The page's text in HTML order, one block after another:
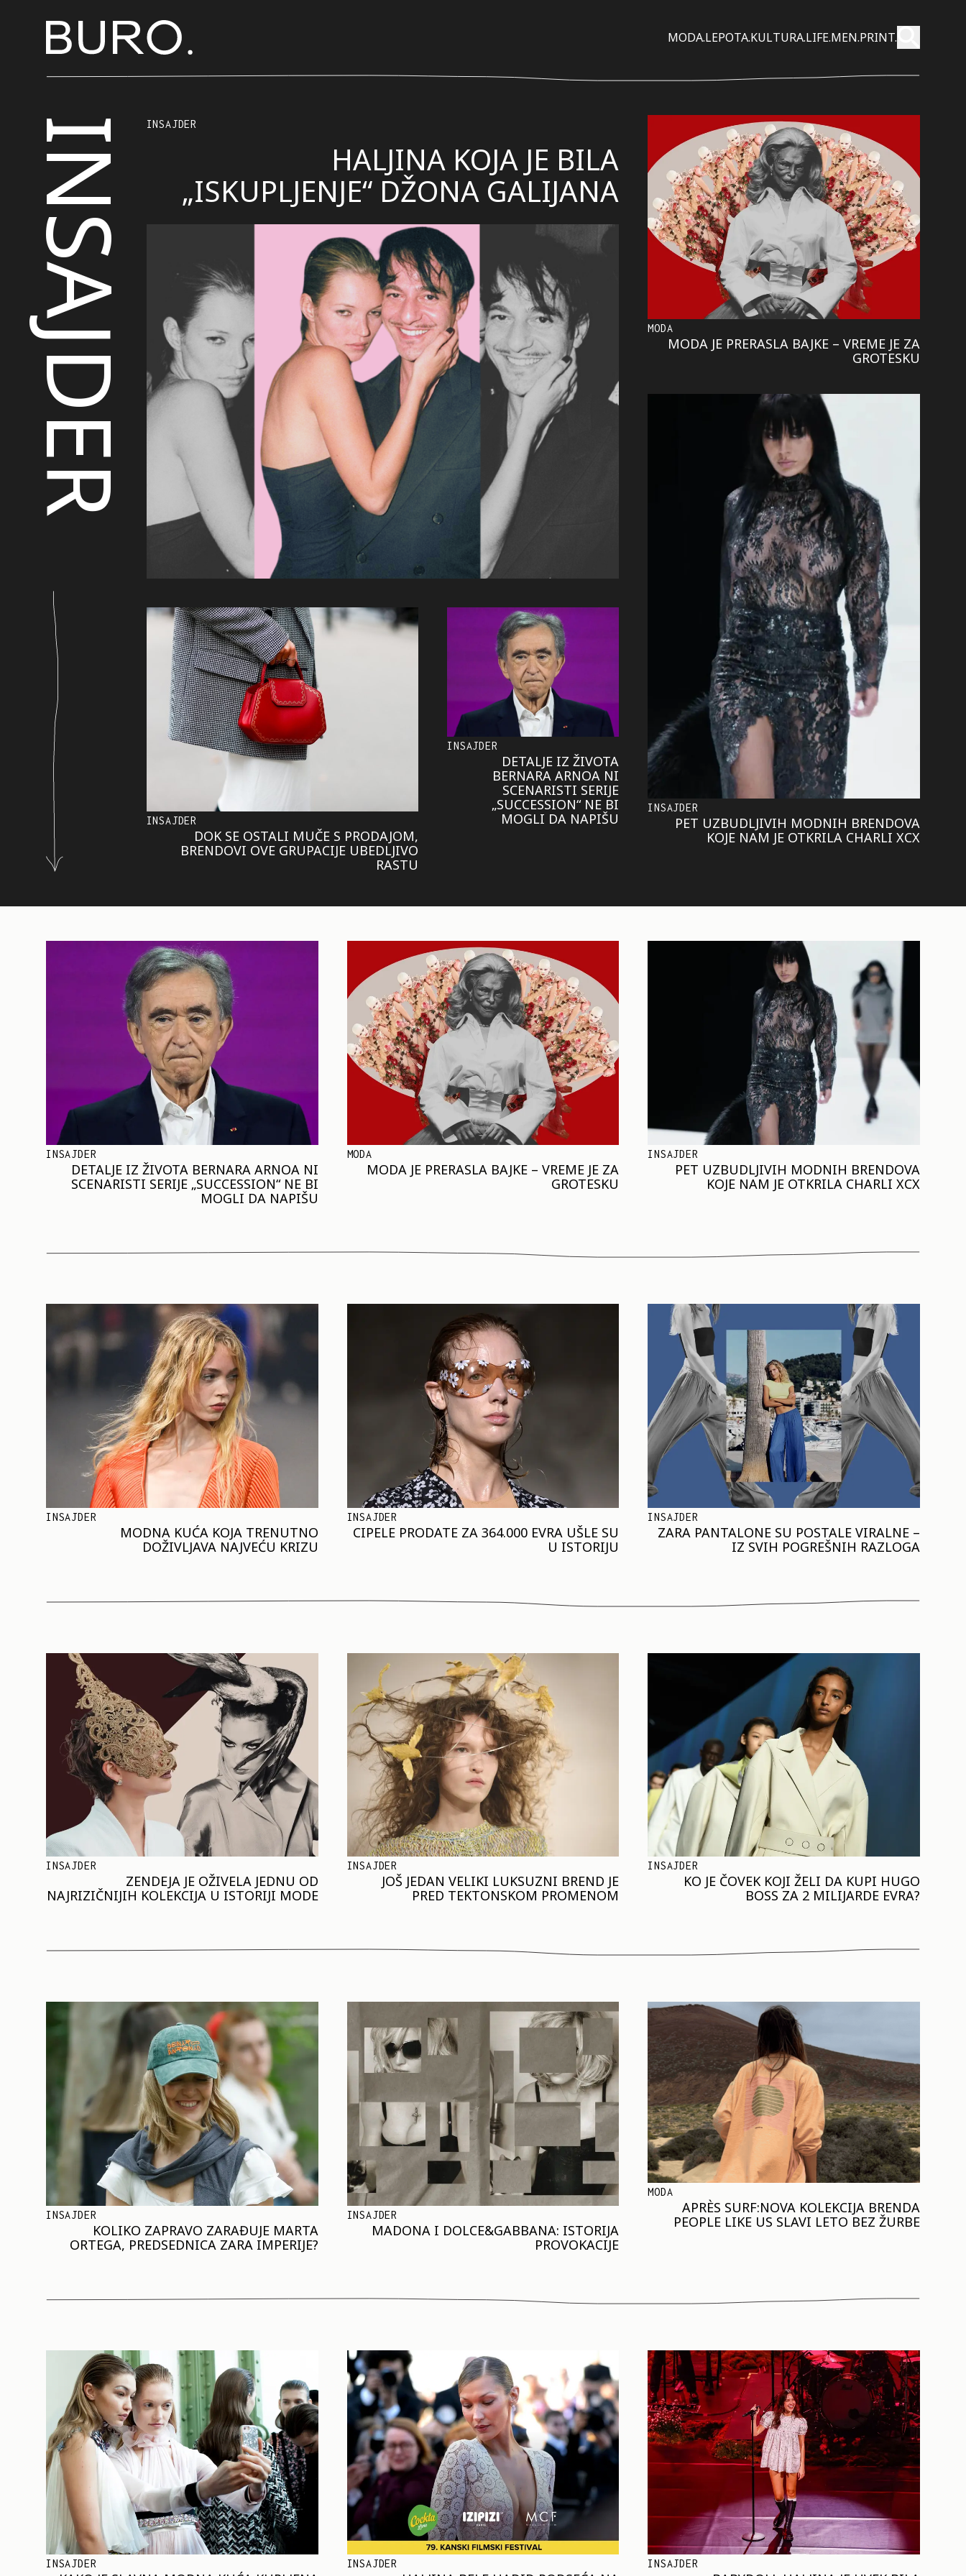
MODA.LEPOTA.KULTURA.LIFE.MEN.PRINT. Pretraži
INSAJDER INSAJDER
HALJINA KOJA JE BILA
„ISKUPLJENJE“ DŽONA GALIJANA
INSAJDER
DOK SE OSTALI MUČE S PRODAJOM,
BRENDOVI OVE GRUPACIJE UBEDLJIVO
RASTU
INSAJDER
DETALJE IZ ŽIVOTA
BERNARA ARNOA NI
SCENARISTI SERIJE
„SUCCESSION“ NE BI
MOGLI DA NAPIŠU
MODA
MODA JE PRERASLA BAJKE – VREME JE ZA
GROTESKU
INSAJDER
PET UZBUDLJIVIH MODNIH BRENDOVA
KOJE NAM JE OTKRILA CHARLI XCX
INSAJDER
DETALJE IZ ŽIVOTA BERNARA ARNOA NI
SCENARISTI SERIJE „SUCCESSION“ NE BI
MOGLI DA NAPIŠU
MODA
MODA JE PRERASLA BAJKE – VREME JE ZA
GROTESKU
INSAJDER
PET UZBUDLJIVIH MODNIH BRENDOVA
KOJE NAM JE OTKRILA CHARLI XCX
INSAJDER
MODNA KUĆA KOJA TRENUTNO
DOŽIVLJAVA NAJVEĆU KRIZU
INSAJDER
CIPELE PRODATE ZA 364.000 EVRA UŠLE SU
U ISTORIJU
INSAJDER
ZARA PANTALONE SU POSTALE VIRALNE –
IZ SVIH POGREŠNIH RAZLOGA
INSAJDER
ZENDEJA JE OŽIVELA JEDNU OD
NAJRIZIČNIJIH KOLEKCIJA U ISTORIJI MODE
INSAJDER
JOŠ JEDAN VELIKI LUKSUZNI BREND JE
PRED TEKTONSKOM PROMENOM
INSAJDER
KO JE ČOVEK KOJI ŽELI DA KUPI HUGO
BOSS ZA 2 MILIJARDE EVRA?
INSAJDER
KOLIKO ZAPRAVO ZARAĐUJE MARTA
ORTEGA, PREDSEDNICA ZARA IMPERIJE?
INSAJDER
MADONA I DOLCE&GABBANA: ISTORIJA
PROVOKACIJE
MODA
APRÈS SURF:NOVA KOLEKCIJA BRENDA
PEOPLE LIKE US SLAVI LETO BEZ ŽURBE
INSAJDER INSAJDER INSAJDER